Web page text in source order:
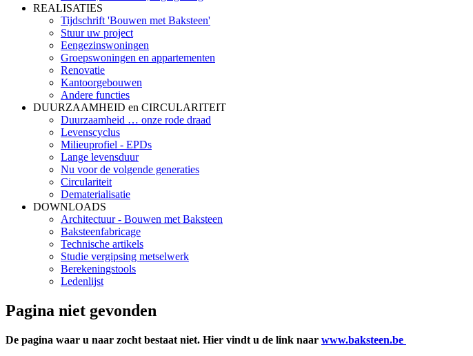
REALISATIES
Tijdschrift 'Bouwen met Baksteen'
Stuur uw project
Eengezinswoningen
Groepswoningen en appartementen
Renovatie
Kantoorgebouwen
Andere functies
DUURZAAMHEID en CIRCULARITEIT
Duurzaamheid … onze rode draad
Levenscyclus
Milieuprofiel - EPDs
Lange levensduur
Nu voor de volgende generaties
Circulariteit
Dematerialisatie
DOWNLOADS
Architectuur - Bouwen met Baksteen
Baksteenfabricage
Technische artikels
Studie vergipsing metselwerk
Berekeningstools
Ledenlijst
Pagina niet gevonden
De pagina waar u naar zocht bestaat niet. Hier vindt u de link naar www.baksteen.be